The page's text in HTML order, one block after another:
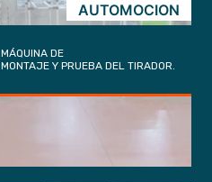
AUTOMOCION
MÁQUINA DE
MONTAJE Y PRUEBA DEL TIRADOR.